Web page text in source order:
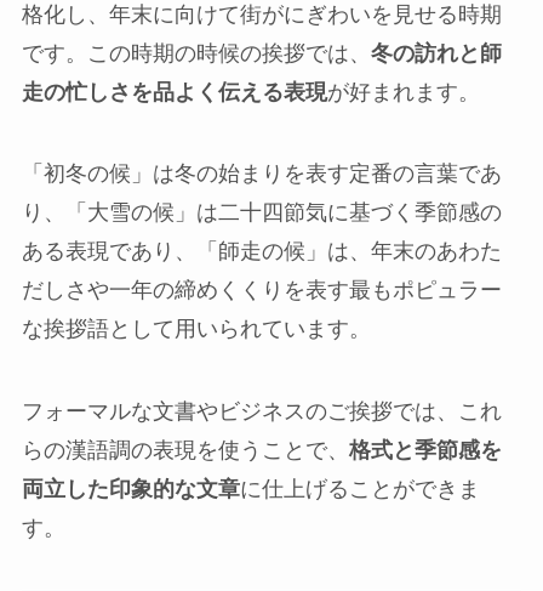
格化し、年末に向けて街がにぎわいを見せる時期
です。この時期の時候の挨拶では、 冬の訪れと師
走の忙しさを品よく伝える表現が好まれます。
「初冬の候」は冬の始まりを表す定番の言葉であ
り、「大雪の候」は二十四節気に基づく季節感の
ある表現であり、「師走の候」は、年末のあわた
だしさや一年の締めくくりを表す最もポピュラー
な挨拶語として用いられています。
フォーマルな文書やビジネスのご挨拶では、これ
らの漢語調の表現を使うことで、 格式と季節感を
両立した印象的な文章に仕上げることができま
す。